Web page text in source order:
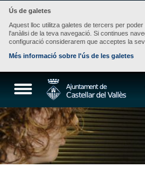
Ús de galetes
Aquest lloc utilitza galetes de tercers per
l'anàlisi de la teva navegació. Si continues
configuració considerarem que acceptes la
Més informació sobre l'ús de les galetes